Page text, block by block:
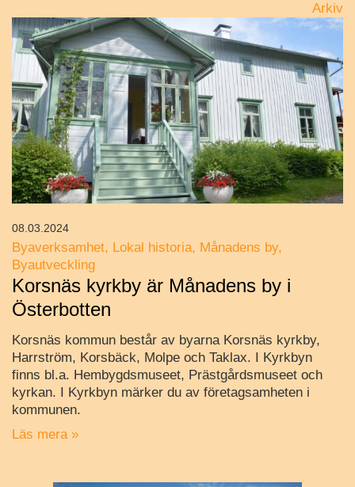
Arkiv
Byaverksamhet Lokal historia Månadens by
Byautveckling
Korsnäs kyrkby är Månadens by i
Österbotten
Korsnäs kommun består av byarna Korsnäs kyrkby,
Harrström, Korsbäck, Molpe och Taklax. I Kyrkbyn
finns bl.a. Hembygdsmuseet, Prästgårdsmuseet och
kyrkan. I Kyrkbyn märker du av företagsamheten i
kommunen.
Läs mera »
08.03.2024